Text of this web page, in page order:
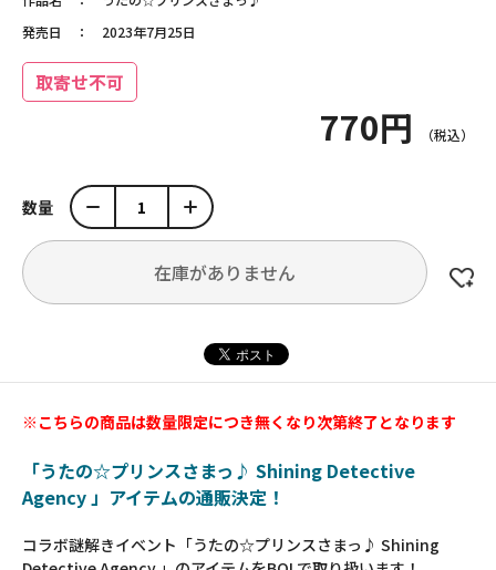
発売日
2023年7月25日
取寄せ不可
770円
数量
在庫がありません
※こちらの商品は数量限定につき無くなり次第終了となります
「うたの☆プリンスさまっ♪ Shining Detective
Agency 」アイテムの通販決定！
コラボ謎解きイベント「うたの☆プリンスさまっ♪ Shining